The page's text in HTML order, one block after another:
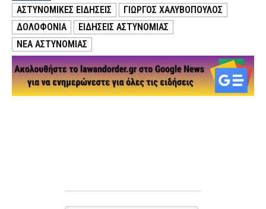
ΑΣΤΥΝΟΜΙΚΕΣ ΕΙΔΗΣΕΙΣ
ΓΙΩΡΓΟΣ ΧΑΛΥΒΟΠΟΥΛΟΣ
ΔΟΛΟΦΟΝΙΑ
ΕΙΔΗΣΕΙΣ ΑΣΤΥΝΟΜΙΑΣ
ΝΕΑ ΑΣΤΥΝΟΜΙΑΣ